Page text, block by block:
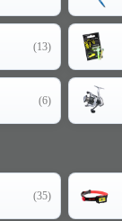
(13)
(6)
(35)